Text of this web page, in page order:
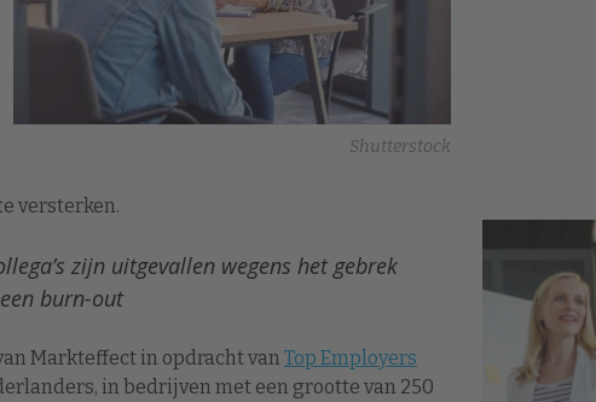
Shutterstock
versterken.
zijn uitgevallen wegens het gebrek
burn-out
Markteffect in opdracht van Top Employers
in bedrijven met een grootte van 250